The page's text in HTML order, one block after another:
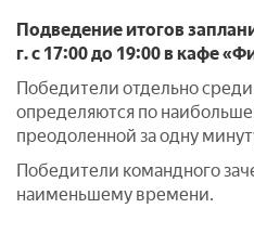
Подведение итогов
г. с 17:00 до 19:00 в кафе
Победители отдельно
определяются по
преодоленной за одну
Победители командного
наименьшему времени.